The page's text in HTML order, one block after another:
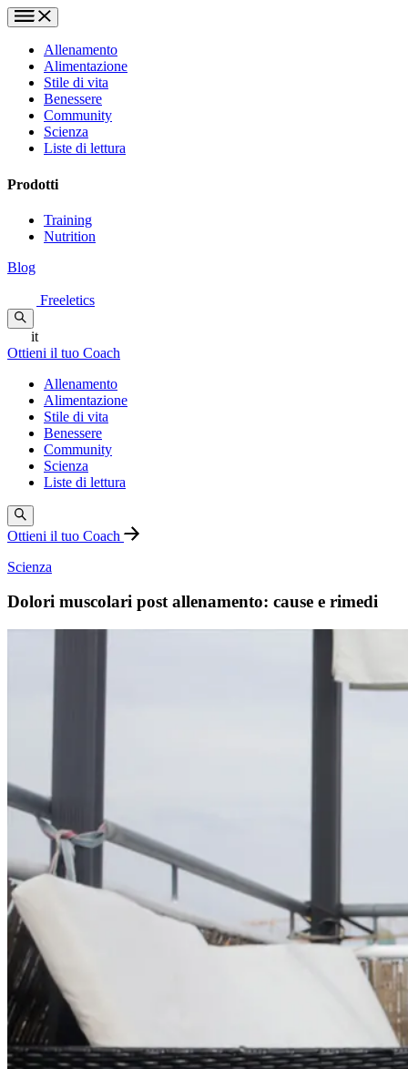
Allenamento
Alimentazione
Stile di vita
Benessere
Community
Scienza
Liste di lettura
Prodotti
Training
Nutrition
Blog
Freeletics
it
Ottieni il tuo Coach
Allenamento
Alimentazione
Stile di vita
Benessere
Community
Scienza
Liste di lettura
Ottieni il tuo Coach
Scienza
Dolori muscolari post allenamento: cause e rimedi